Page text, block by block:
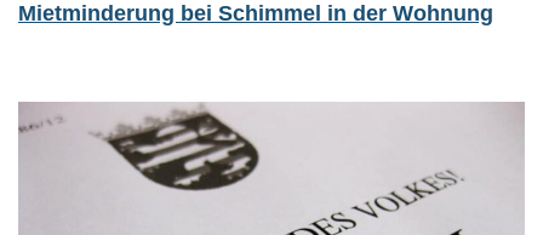
Mietminderung bei Schimmel in der Wohnung